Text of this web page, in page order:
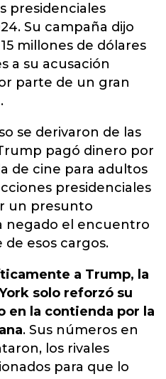
presidenciales
Su campaña dijo
millones de dólares
a su acusación
parte de un gran
se derivaron de las
pagó dinero por
de cine para adultos
presidenciales
un presunto
negado el encuentro
esos cargos.
a Trump, la
solo reforzó su
en la contienda por la
. Sus números en
los rivales
para que lo